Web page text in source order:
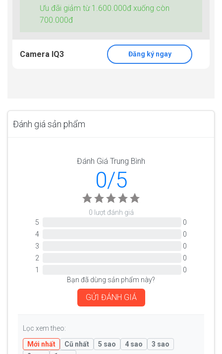
Ưu đãi giảm từ 1.600.000đ xuống còn
700.000đ
Camera IQ3 Đăng ký ngay
Đánh giá sản phẩm
Đánh Giá Trung Bình
0/5
0 lượt đánh giá
5
0
4
0
3
0
2
0
1
0
Bạn đã dùng sản phẩm này?
GỬI ĐÁNH GIÁ
Lọc xem theo:
Mới nhất
Cũ nhất 5 sao 4 sao
3 sao